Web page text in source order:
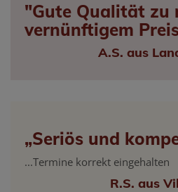
"Gute Qualität zu
vernünftigem
A.S. aus
„Seriös und
...Termine korrekt eingehalten
R.S. aus